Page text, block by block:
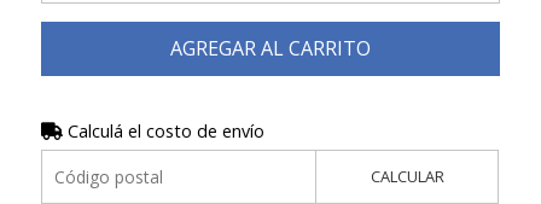
AGREGAR AL CARRITO
Calculá el costo de envío
CALCULAR